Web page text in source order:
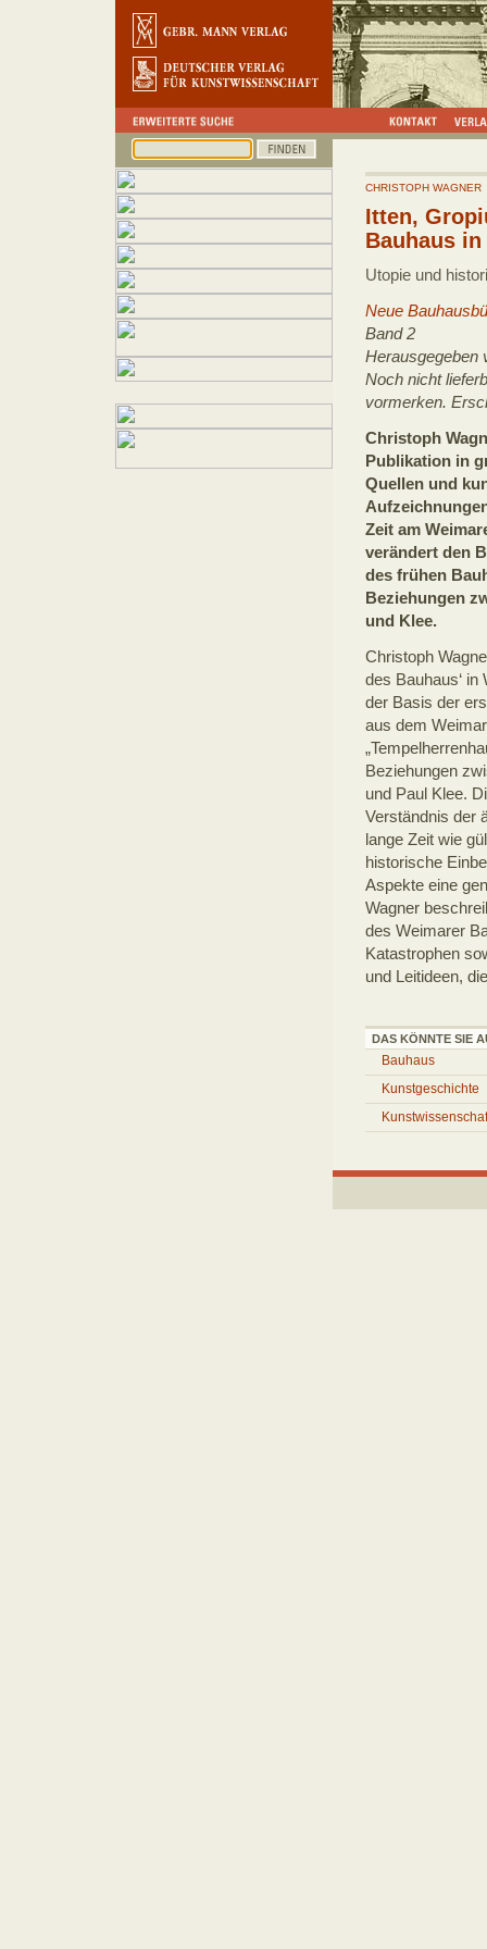
CHRISTOPH WAGNER
Itten,
Bauhaus
Utopie und
Neue
Band 2
Herausgegeben
Noch nicht
vormerken.
Christoph
Publikation in
Quellen und
Zeit am
verändert den
des frühen
Beziehungen
und Klee.
Christoph
des Bauhaus‘ in
der Basis der
aus dem
Beziehungen
und Paul Klee.
Verständnis der
lange Zeit wie
historische
Aspekte eine
Wagner
des Weimarer
Katastrophen
und Leitideen,
DAS KÖNNTE SIE
Bauhaus
Kunstgeschichte